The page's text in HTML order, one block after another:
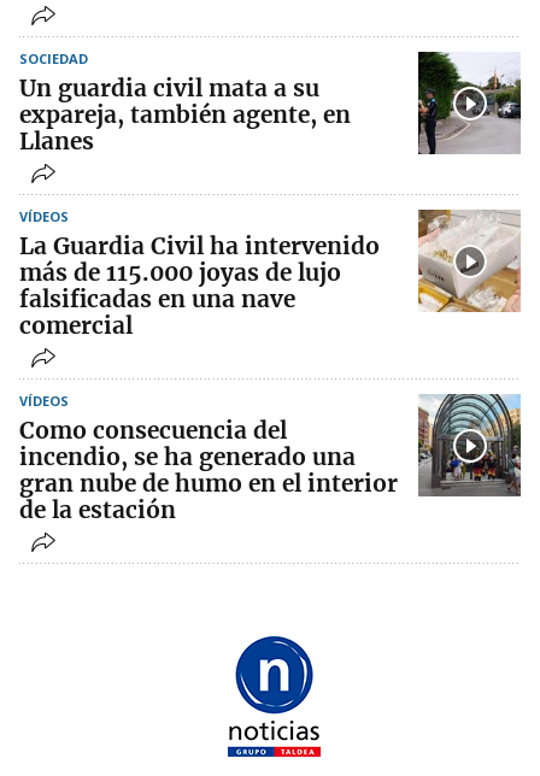
SOCIEDAD
Un guardia civil mata a su
expareja, también agente, en
Llanes
VÍDEOS
La Guardia Civil ha intervenido
más de 115.000 joyas de lujo
falsificadas en una nave
comercial
VÍDEOS
Como consecuencia del
incendio, se ha generado una
gran nube de humo en el interior
de la estación